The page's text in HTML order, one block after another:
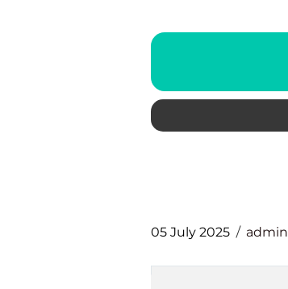
05 July 2025 admin